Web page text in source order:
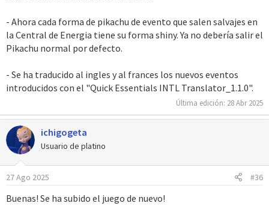
- Ahora cada forma de pikachu de evento que salen salvajes en
la Central de Energia tiene su forma shiny. Ya no debería salir el
Pikachu normal por defecto.
- Se ha traducido al ingles y al frances los nuevos eventos
introducidos con el "Quick Essentials INTL Translator_1.1.0".
Última edición: 28 Abr 2025
ichigogeta
Usuario de platino
27 Ago 2025 #36
Buenas! Se ha subido el juego de nuevo!